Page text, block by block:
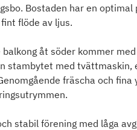
Bostaden har en
flöde av ljus.
balkong åt söder kommer
stambytet med
fräscha och
stabil förening med låga